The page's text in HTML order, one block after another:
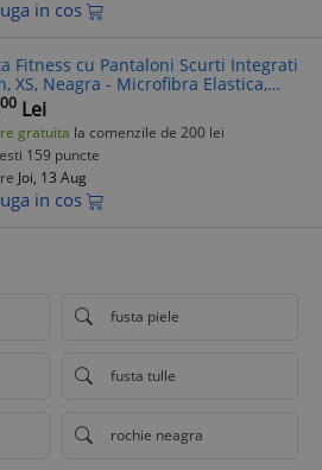
in cos
Fitness cu Pantaloni Scurti Integrati
XS, Neagra - Microfibra Elastica,
Kangoo Jumps, Tenis, Antrenament -
de la Producator
00 Lei
gratuita la comenzile de 200 lei
159 puncte
Joi, 13 Aug
in cos
fusta piele
fusta tulle
rochie neagra